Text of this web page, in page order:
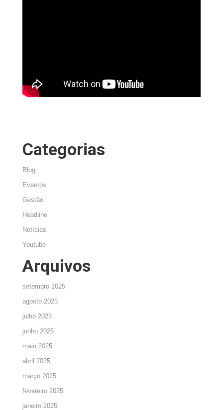
Categorias
Blog
Eventos
Gestão
Headline
Notícias
Youtube
Arquivos
setembro 2025
agosto 2025
julho 2025
junho 2025
maio 2025
abril 2025
março 2025
fevereiro 2025
janeiro 2025